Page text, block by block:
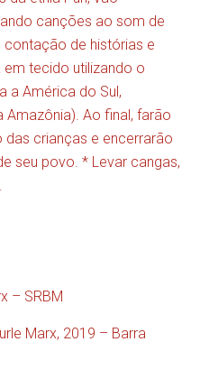
canções ao som de
de histórias e
tecido utilizando o
a América do Sul,
Ao final, farão
crianças e encerrarão
seu povo. * Levar cangas,
– SRBM
Marx, 2019 – Barra